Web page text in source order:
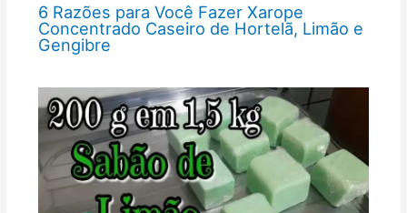
6 Razões para Você Fazer Xarope
Concentrado Caseiro de Hortelã, Limão e
Gengibre